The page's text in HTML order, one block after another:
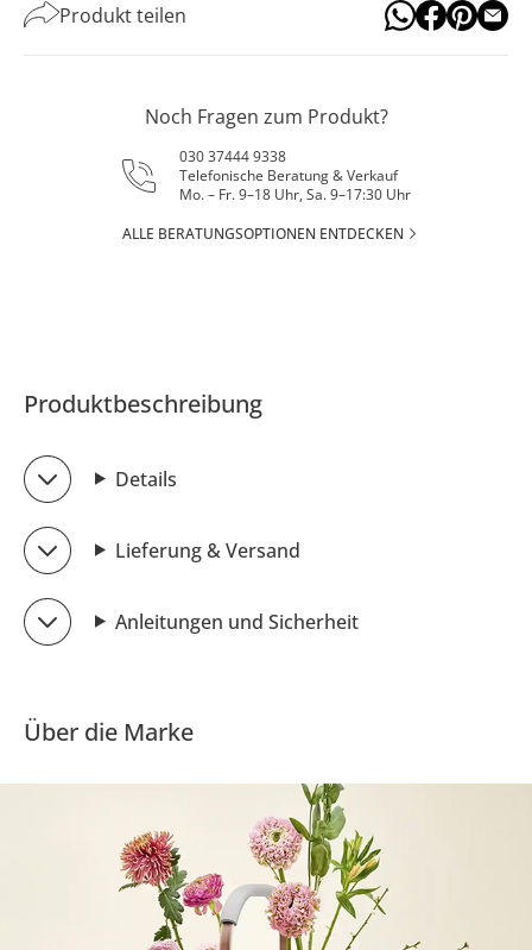
Produkt teilen
Noch Fragen zum Produkt?
030 37444 9338
Telefonische Beratung & Verkauf
Mo. – Fr. 9–18 Uhr, Sa. 9–17:30 Uhr
ALLE BERATUNGSOPTIONEN ENTDECKEN
Produktbeschreibung
Details
Lieferung & Versand
Anleitungen und Sicherheit
Über die Marke